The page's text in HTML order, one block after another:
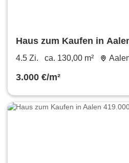
Haus zum Kaufen in
4.5 Zi. ca. 130,00 m²
3.000 €/m²